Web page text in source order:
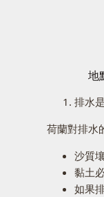
地
排水
荷蘭對排水
沙質
黏土
如果